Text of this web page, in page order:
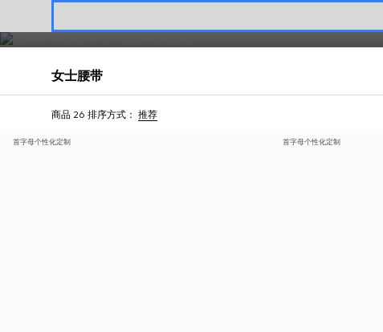
女士腰带
商品 26 排序方式： 推荐
首字母个性化定制 首字母个性化定制